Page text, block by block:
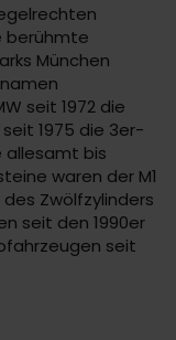
berühmte
München
seit 1972 die
1975 die 3er-
allesamt bis
waren der M1
Zwölfzylinders
seit den 1990er
seit